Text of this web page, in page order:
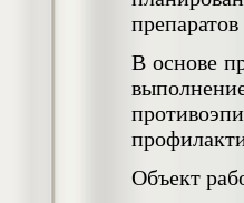
В основе
Объект